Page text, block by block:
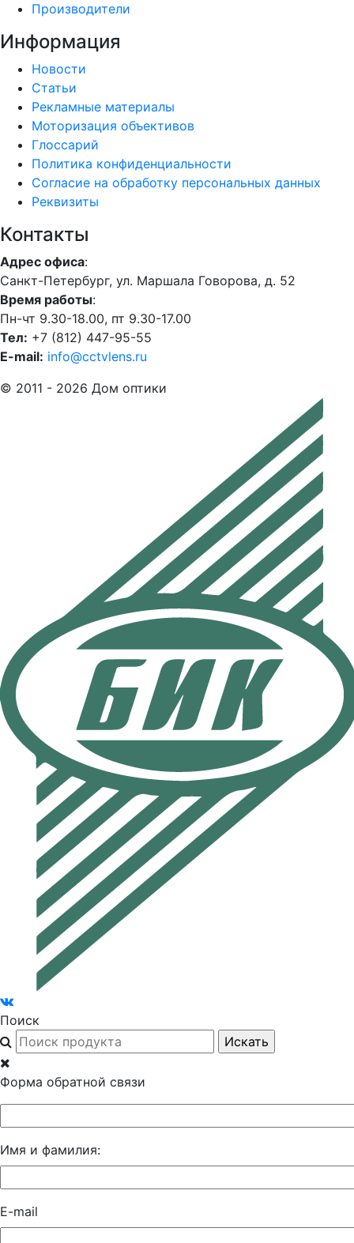
Производители
Информация
Новости
Статьи
Рекламные материалы
Моторизация объективов
Глоссарий
Политика конфиденциальности
Согласие на обработку персональных данных
Реквизиты
Контакты
Адрес офиса:
Санкт-Петербург, ул. Маршала Говорова, д. 52
Время работы:
Пн-чт 9.30-18.00, пт 9.30-17.00
Тел: +7 (812) 447-95-55
E-mail: info@cctvlens.ru
© 2011 - 2026 Дом оптики
Поиск
Форма обратной связи
Имя и фамилия:
E-mail